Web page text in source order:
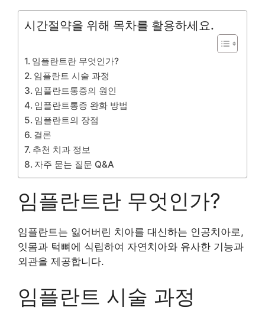
시간절약을 위해 목차를 활용하세요.
임플란트란 무엇인가?
임플란트 시술 과정
임플란트통증의 원인
임플란트통증 완화 방법
임플란트의 장점
결론
추천 치과 정보
자주 묻는 질문 Q&A
임플란트란 무엇인가?
임플란트는 잃어버린 치아를 대신하는 인공치아로,
잇몸과 턱뼈에 식립하여 자연치아와 유사한 기능과
외관을 제공합니다.
임플란트 시술 과정